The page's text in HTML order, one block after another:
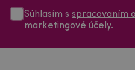
Súhlasím s spracovaním
marketingové účely.